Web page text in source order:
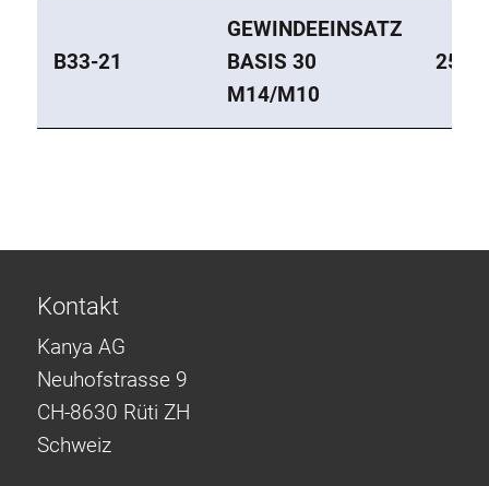
B33-21
GEWINDEEINSATZ
BASIS 30
M14/M10
25
Kontakt
Kanya AG
Neuhofstrasse 9
CH-8630 Rüti ZH
Schweiz